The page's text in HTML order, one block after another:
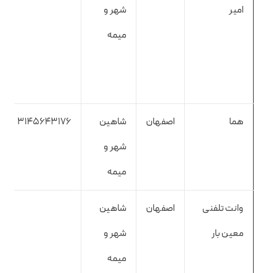
امیر
شهر و
میمه
هما اصفهان
شاهین
شهر و
میمه
3145643176
وانت تلفنی
معین بار
اصفهان
شاهین
شهر و
میمه